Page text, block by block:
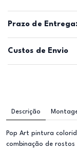
Prazo de Entrega:
Custos de Envio
Descrição
Pop Art pintura
combinação de